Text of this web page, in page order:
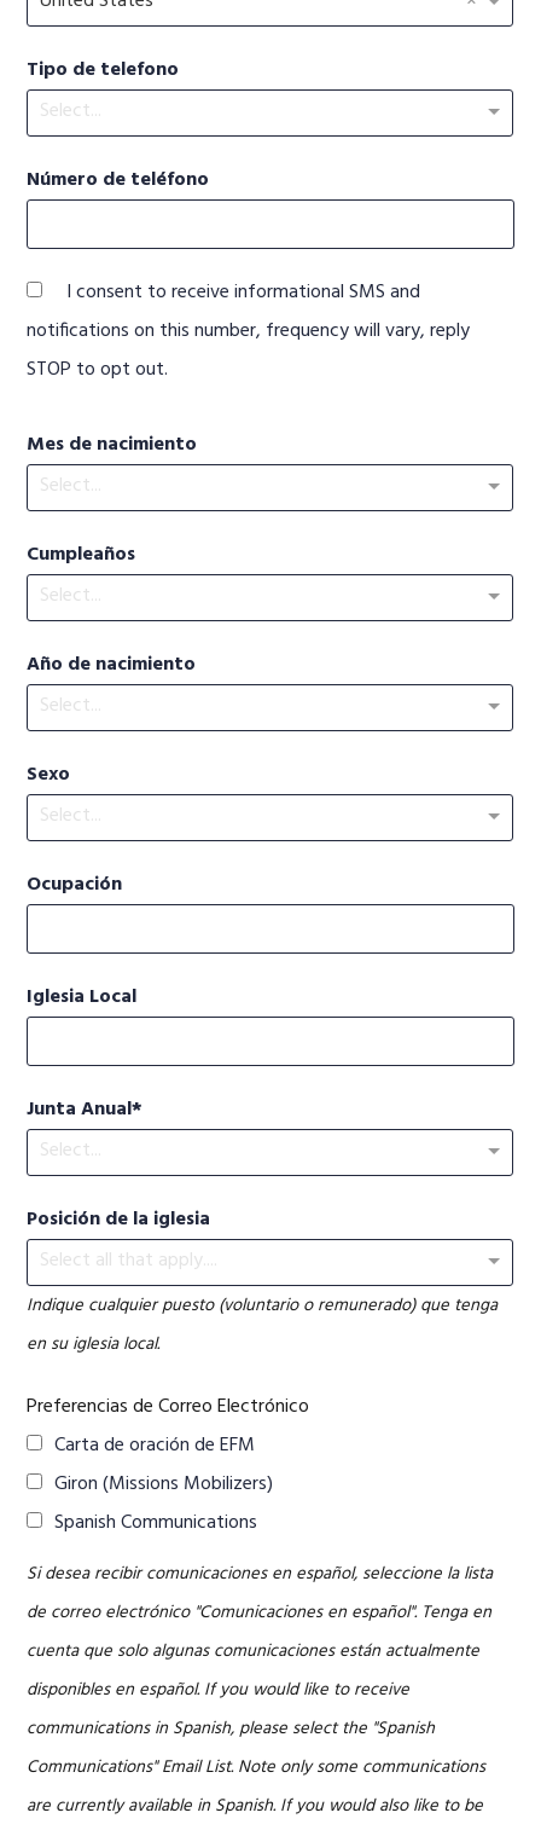
Tipo de telefono
Select...
Número de teléfono
I consent to receive informational SMS and
notifications on this number, frequency will vary, reply
STOP to opt out.
Mes de nacimiento
Select...
Cumpleaños
Select...
Año de nacimiento
Select...
Sexo
Select...
Ocupación
Iglesia Local
Junta Anual
Select...
Posición de la iglesia
Select all that apply....
Indique cualquier puesto (voluntario o remunerado) que tenga
en su iglesia local.
Preferencias de Correo Electrónico
Carta de oración de EFM
Giron (Missions Mobilizers)
Spanish Communications
Si desea recibir comunicaciones en español, seleccione la lista
de correo electrónico "Comunicaciones en español". Tenga en
cuenta que solo algunas comunicaciones están actualmente
disponibles en español. If you would like to receive
communications in Spanish, please select the "Spanish
Communications" Email List. Note only some communications
are currently available in Spanish. If you would also like to be